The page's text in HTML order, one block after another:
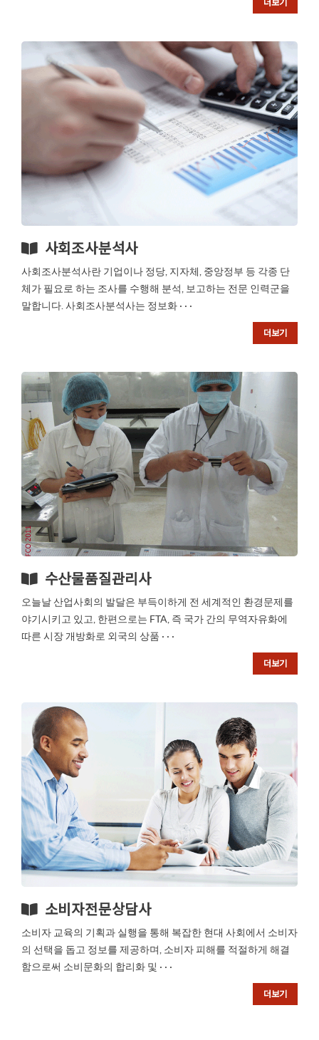
사회조사분석사
사회조사분석사란 기업이나 정당, 지자체, 중앙정부 등 각종 단
체가 필요로 하는 조사를 수행해 분석, 보고하는 전문 인력군을
말합니다. 사회조사분석사는 정보화 · · ·
더보기
수산물품질관리사
오늘날 산업사회의 발달은 부득이하게 전 세계적인 환경문제를
야기시키고 있고, 한편으로는 FTA, 즉 국가 간의 무역자유화에
따른 시장 개방화로 외국의 상품 · · ·
더보기
소비자전문상담사
소비자 교육의 기획과 실행을 통해 복잡한 현대 사회에서 소비자
의 선택을 돕고 정보를 제공하며, 소비자 피해를 적절하게 해결
함으로써 소비문화의 합리화 및 · · ·
더보기